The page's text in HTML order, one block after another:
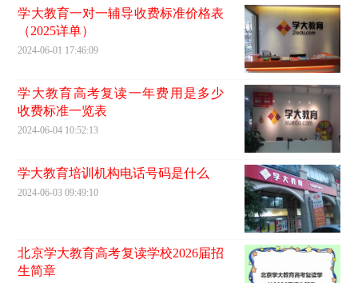
学大教育一对一辅导收费标准价格表
（2025详单）
2024-06-01 17:46:09
学大教育高考复读一年费用是多少
收费标准一览表
2024-06-04 10:52:13
学大教育培训机构电话号码是什么
2024-06-03 09:49:10
北京学大教育高考复读学校2026届招
生简章